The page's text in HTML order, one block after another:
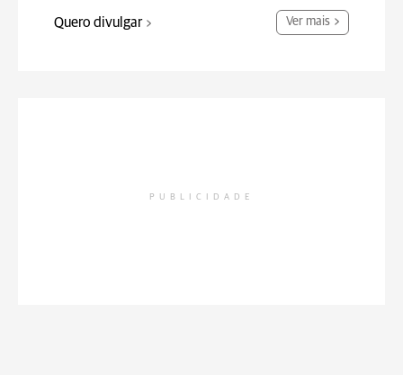
Quero divulgar Ver mais
PUBLICIDADE